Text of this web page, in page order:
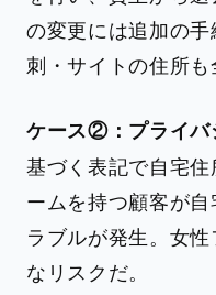
の変更には追加の
刺・サイトの住所も
ケース②：プライバ
基づく表記で自宅
ームを持つ顧客が
ラブルが発生。女
なリスクだ。